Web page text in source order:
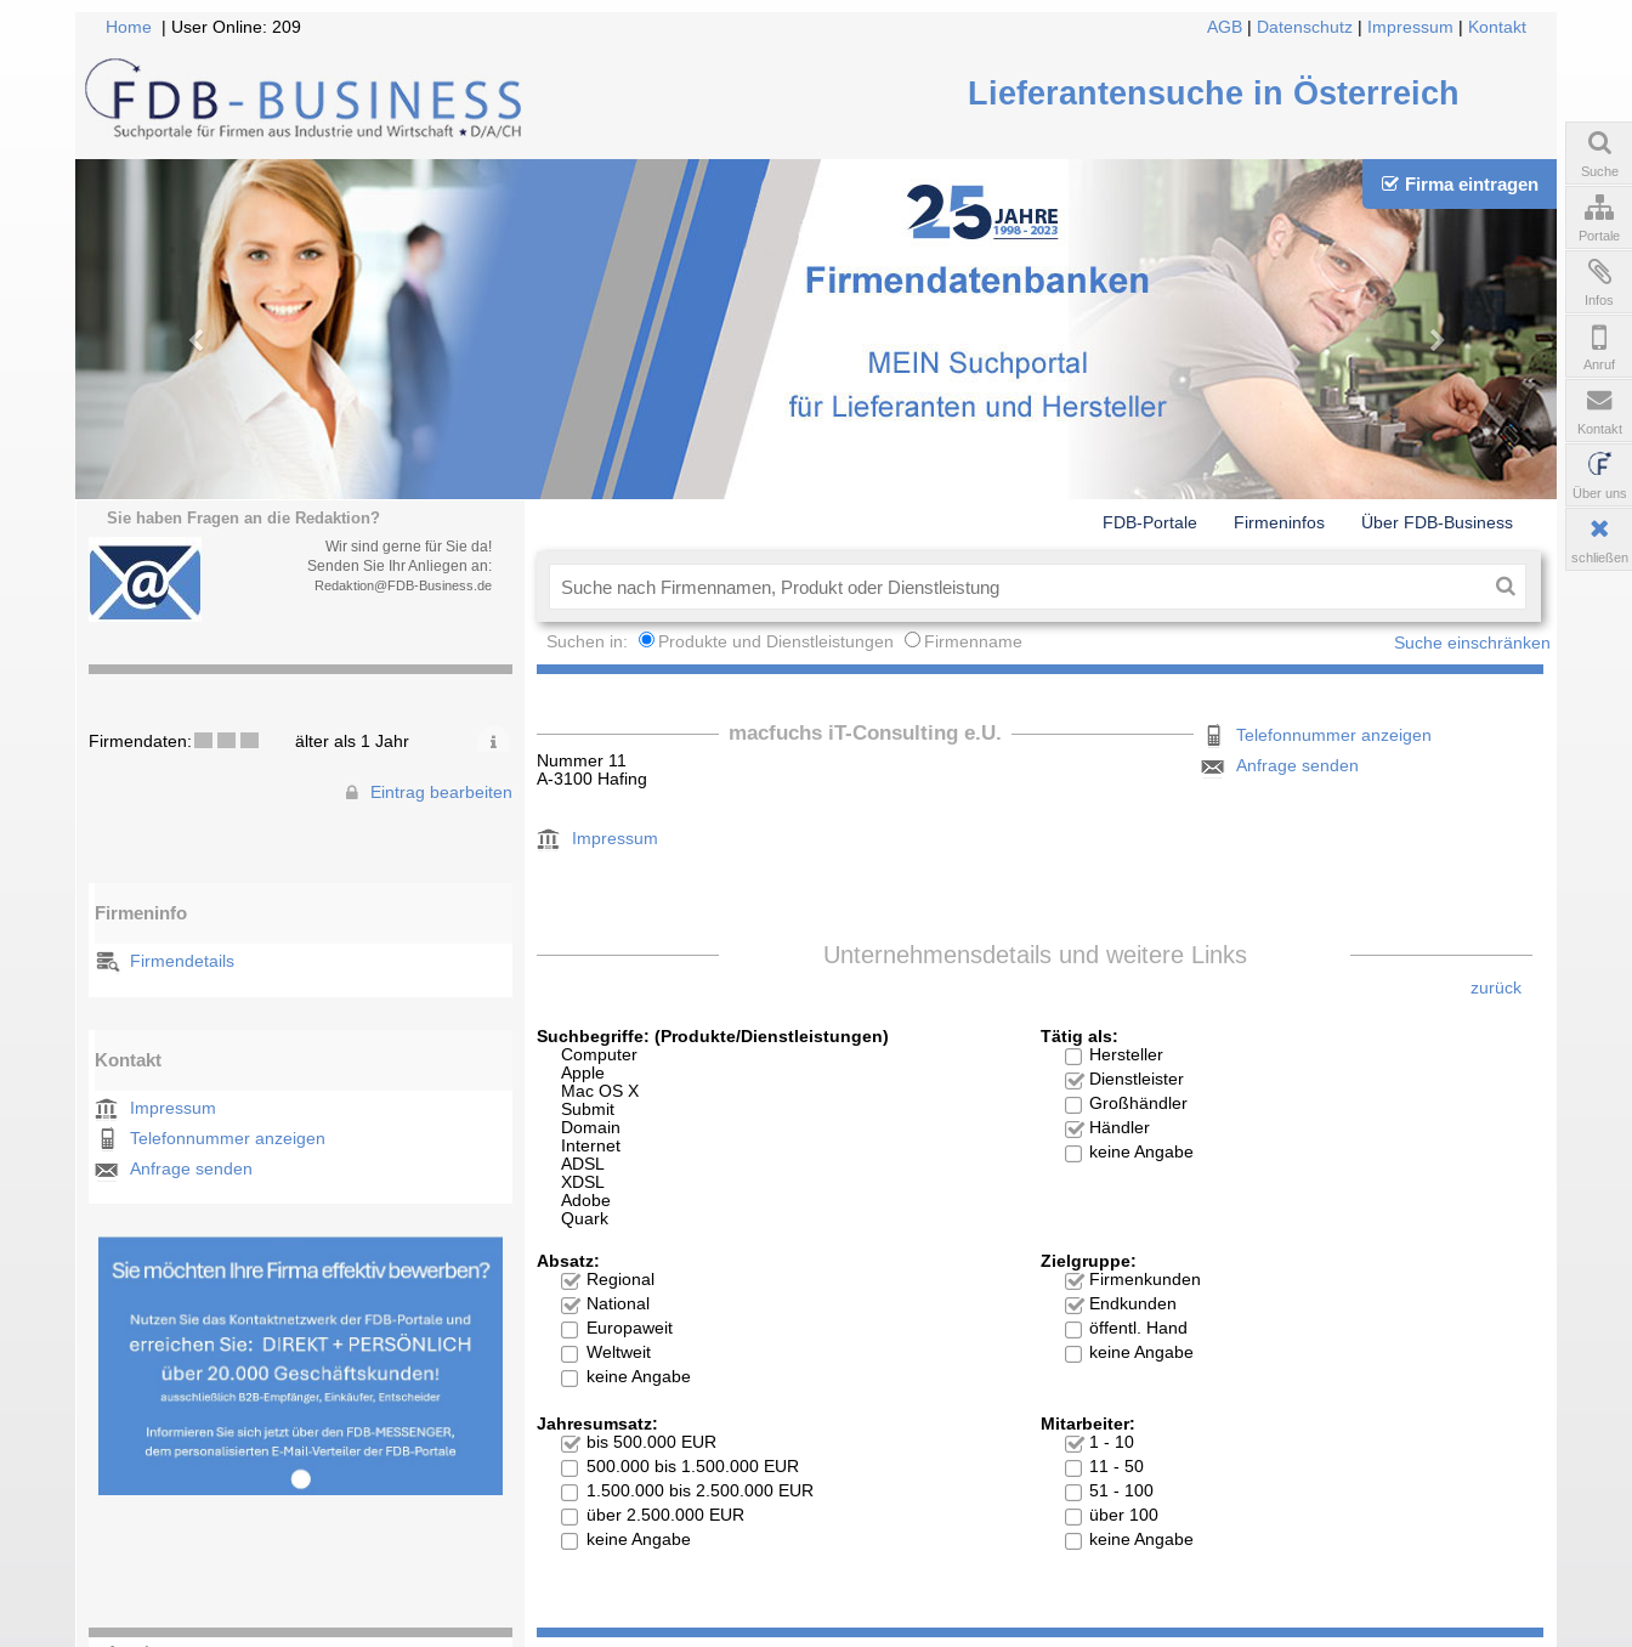
Home | User Online: 209 AGB Datenschutz Impressum Kontakt
Lieferantensuche in Österreich
Firma eintragen
Sie haben Fragen an die Redaktion?
Wir sind gerne für Sie da!
Senden Sie Ihr Anliegen an:
Redaktion@FDB-Business.de
FDB-Portale Firmeninfos Über FDB-Business
Suchen in: Produkte und Dienstleistungen Firmenname Suche einschränken
Firmendaten: älter als 1 Jahr
Eintrag bearbeiten
Firmeninfo
Firmendetails
Kontakt
Impressum
Telefonnummer anzeigen
Anfrage senden
macfuchs iT-Consulting e.U.
Nummer 11
A-3100 Hafing
Impressum
Telefonnummer anzeigen
Anfrage senden
Unternehmensdetails und weitere Links
zurück
Suchbegriffe: (Produkte/Dienstleistungen)
Computer
Apple
Mac OS X
Submit
Domain
Internet
ADSL
XDSL
Adobe
Quark
Tätig als:
Hersteller
Dienstleister
Großhändler
Händler
keine Angabe
Absatz:
Regional
National
Europaweit
Weltweit
keine Angabe
Zielgruppe:
Firmenkunden
Endkunden
öffentl. Hand
keine Angabe
Jahresumsatz:
bis 500.000 EUR
500.000 bis 1.500.000 EUR
1.500.000 bis 2.500.000 EUR
über 2.500.000 EUR
keine Angabe
Mitarbeiter:
1 - 10
11 - 50
51 - 100
über 100
keine Angabe
Suche
Portale
Infos
Anruf
Kontakt
Über uns
schließen